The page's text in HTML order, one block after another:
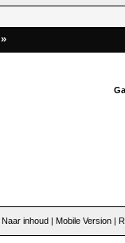
»
Naar inhoud | Mobile Version |